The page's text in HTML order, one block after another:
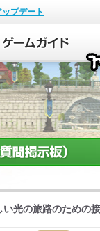
プデート
い光の旅路のための